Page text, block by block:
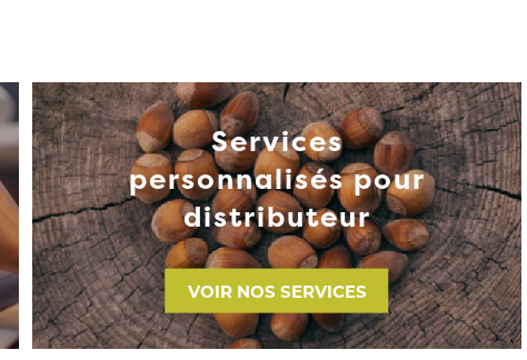
Services
personnalisés pour
distributeur
VOIR NOS SERVICES